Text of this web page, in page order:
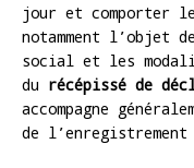
jour et comporter
notamment l’objet
social et les
du récépissé de
accompagne
de